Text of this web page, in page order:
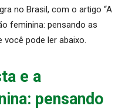
no Brasil, com o artigo “A
feminina: pensando as
você pode ler abaixo.
e a
pensando